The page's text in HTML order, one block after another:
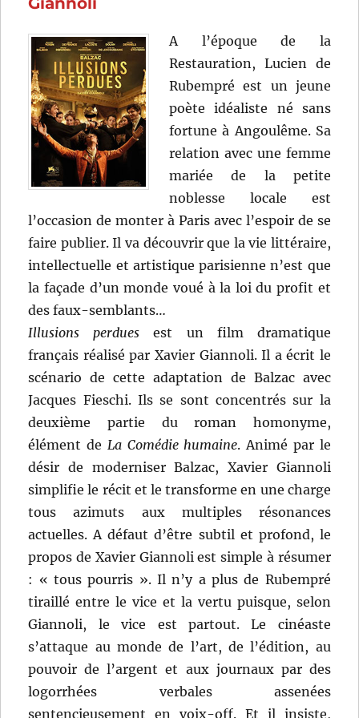
A l’époque de la
Restauration, Lucien de
Rubempré est un jeune
poète idéaliste né sans
fortune à Angoulême. Sa
relation avec une femme
mariée de la petite
noblesse locale est
l’occasion de monter à Paris avec l’espoir de se
faire publier. Il va découvrir que la vie littéraire,
intellectuelle et artistique parisienne n’est que
la façade d’un monde voué à la loi du profit et
des faux-semblants…
Illusions perdues est un film dramatique
français réalisé par Xavier Giannoli. Il a écrit le
scénario de cette adaptation de Balzac avec
Jacques Fieschi. Ils se sont concentrés sur la
deuxième partie du roman homonyme,
élément de La Comédie humaine. Animé par le
désir de moderniser Balzac, Xavier Giannoli
simplifie le récit et le transforme en une charge
tous azimuts aux multiples résonances
actuelles. A défaut d’être subtil et profond, le
propos de Xavier Giannoli est simple à résumer
: « tous pourris ». Il n’y a plus de Rubempré
tiraillé entre le vice et la vertu puisque, selon
Giannoli, le vice est partout. Le cinéaste
s’attaque au monde de l’art, de l’édition, au
pouvoir de l’argent et aux journaux par des
logorrhées verbales assenées
sentencieusement en voix-off. Et il insiste,